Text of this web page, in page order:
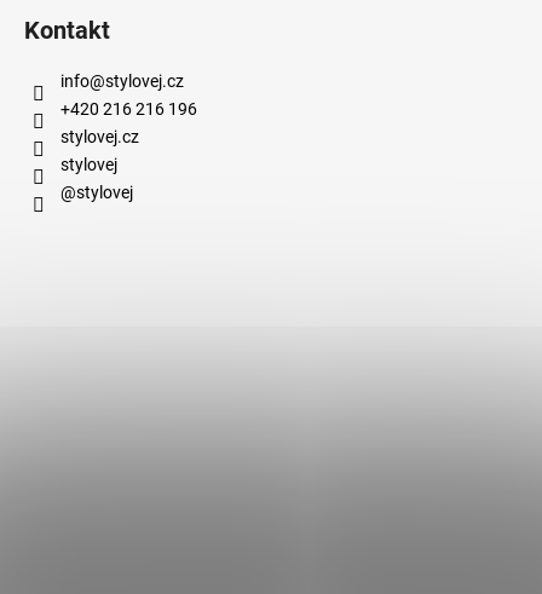
Kontakt
info@stylovej.cz
+420 216 216 196
stylovej.cz
stylovej
@stylovej